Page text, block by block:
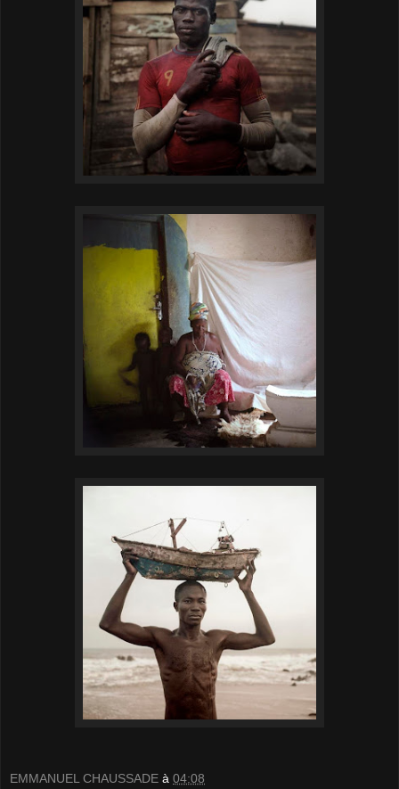
EMMANUEL CHAUSSADE à 04:08